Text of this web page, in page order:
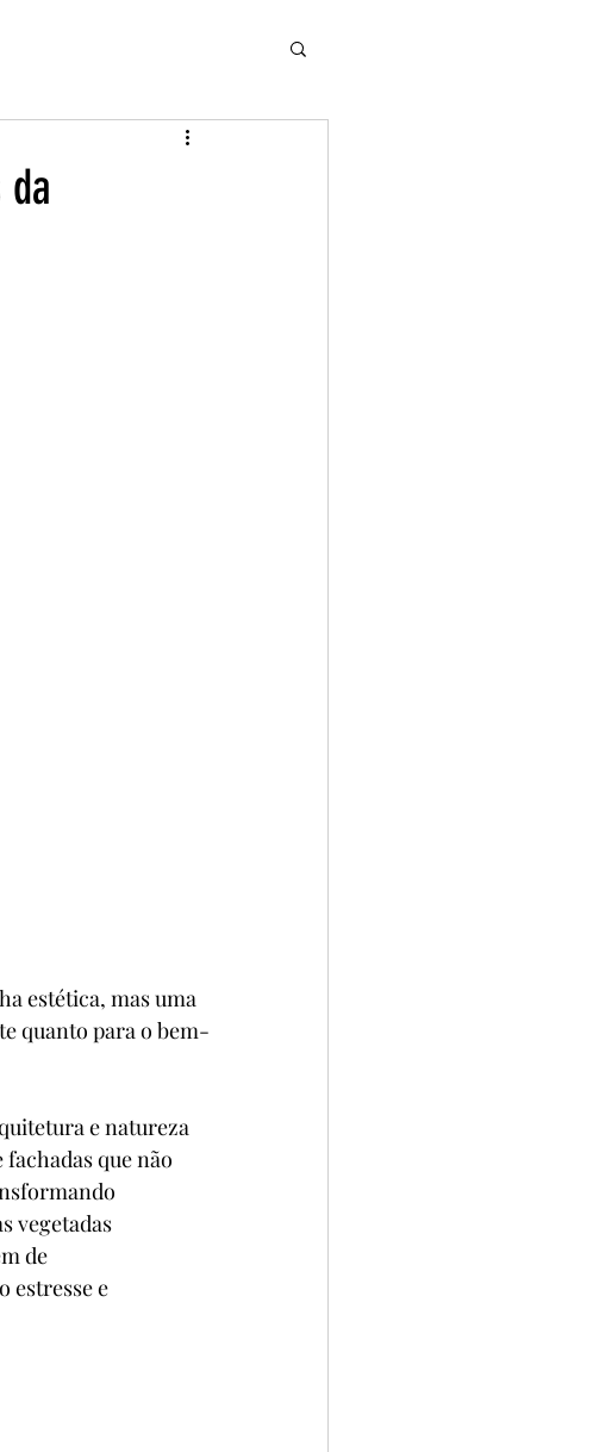
estética, mas uma
quanto para o bem-
e natureza
que não
vegetadas
de
estresse e